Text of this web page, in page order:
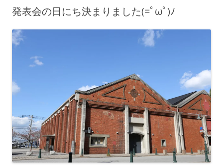
へ
ス
キ
発表会の日にち決まりました(=ﾟωﾟ)ﾉ